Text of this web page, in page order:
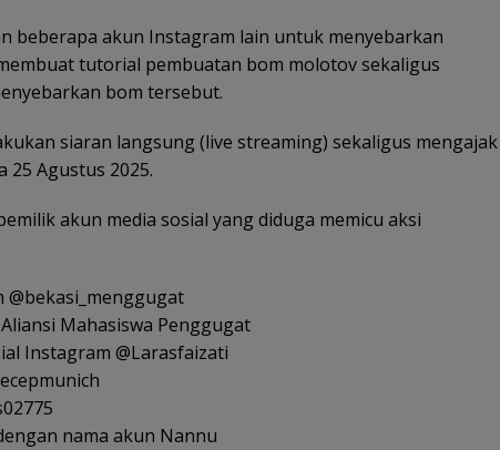
beberapa akun Instagram lain untuk menyebarkan
tutorial pembuatan bom molotov sekaligus
bom tersebut.
siaran langsung (live streaming) sekaligus mengajak
25 Agustus 2025.
akun media sosial yang diduga memicu aksi
@bekasi_menggugat
Mahasiswa Penggugat
Instagram @Larasfaizati
nama akun Nannu